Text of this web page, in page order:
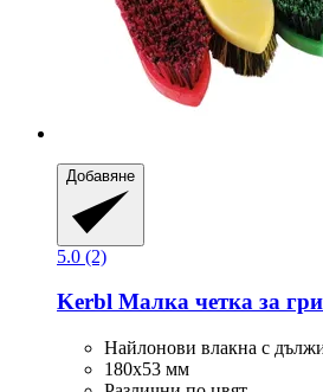
Добавяне
5.0 (2)
Kerbl Малка четка за
Найлонови влакна с
180х53 мм